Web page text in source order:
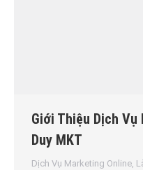
Giới Thiệu Dịch
Duy MKT
Dịch Vụ Marketing Online,